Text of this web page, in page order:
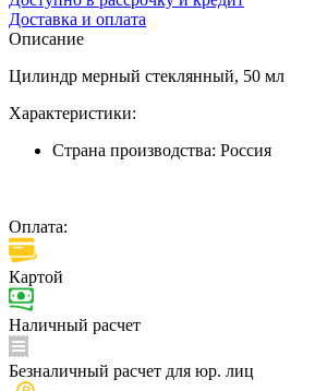
Доставка и оплата
Описание
Цилиндр мерный стеклянный, 50 мл
Характеристики:
Страна производства: Россия
Оплата:
Картой
Наличный расчет
Безналичный расчет для юр. лиц